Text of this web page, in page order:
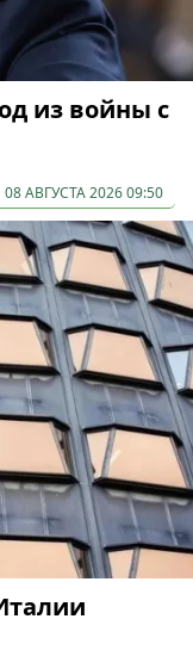
из войны с
08 АВГУСТА 2026 09:50